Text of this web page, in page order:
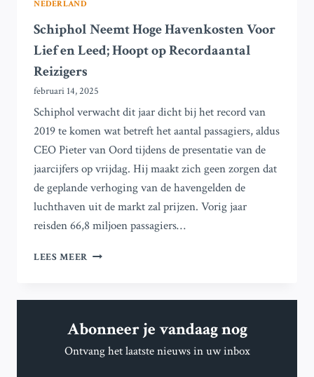
NEDERLAND
Schiphol Neemt Hoge Havenkosten Voor
Lief en Leed; Hoopt op Recordaantal
Reizigers
februari 14, 2025
Schiphol verwacht dit jaar dicht bij het record van
2019 te komen wat betreft het aantal passagiers, aldus
CEO Pieter van Oord tijdens de presentatie van de
jaarcijfers op vrijdag. Hij maakt zich geen zorgen dat
de geplande verhoging van de havengelden de
luchthaven uit de markt zal prijzen. Vorig jaar
reisden 66,8 miljoen passagiers…
LEES MEER SCHIPHOL
HAVENKOSTEN
LIEF
LEED;
Abonneer je vandaag nog
Ontvang het laatste nieuws in uw inbox